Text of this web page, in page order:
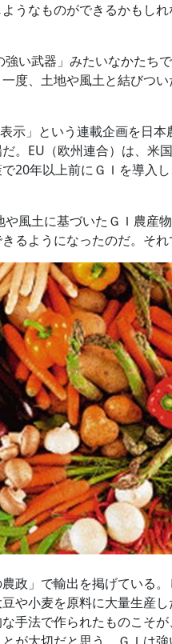
うなものができるかもし
い武器」みたいなかたち
度、土地や風土と結びつ
」という連載企画を日本
。EU（欧州連合）は、米
20年以上前にＧＩを導入
風土に基づいたＧＩ農産
るようになったのだ。そ
政」で輸出を掲げている
や小麦を原料に大量生産
手法で作られたものこそ